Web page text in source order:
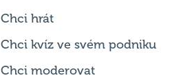
Chci hrát
Chci kvíz ve svém podniku
Chci moderovat